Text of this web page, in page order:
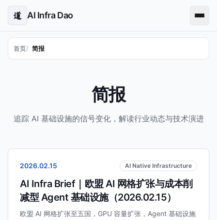
道 AI Infra Dao
首页 简报
简报
追踪 AI 基础设施的信号变化，解读行业动态与技术演进
2026.02.15 AI Native Infrastructure
AI Infra Brief｜欧盟 AI 网格扩张与成本削
减型 Agent 基础设施（2026.02.15）
欧盟 AI 网格扩张至五国，GPU 容量扩张，Agent 基础设施